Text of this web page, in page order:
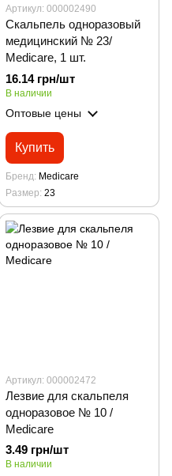
Артикул: 000002490
Скальпель одноразовый
медицинский № 23/
Medicare, 1 шт.
16.14 грн/шт
В наличии
Оптовые цены
Купить
Бренд Medicare
Размер 23
Артикул: 000002472
Лезвие для скальпеля
одноразовое № 10 /
Medicare
3.49 грн/шт
В наличии